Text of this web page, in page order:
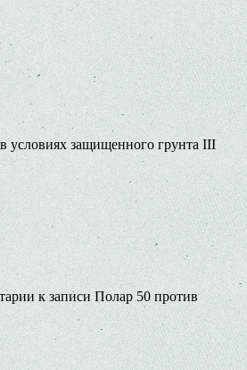
условиях защищенного грунта III
к записи Полар 50 против